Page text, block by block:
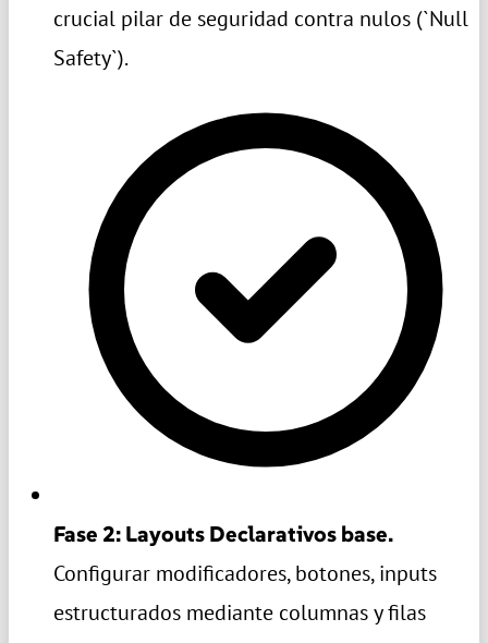
crucial pilar de seguridad contra nulos (`Null
Safety`).
Fase 2: Layouts Declarativos base.
Configurar modificadores, botones, inputs
estructurados mediante columnas y filas